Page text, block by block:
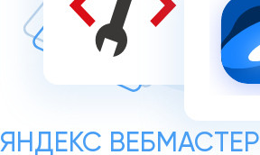
ЯНДЕКС ВЕБМАСТЕР